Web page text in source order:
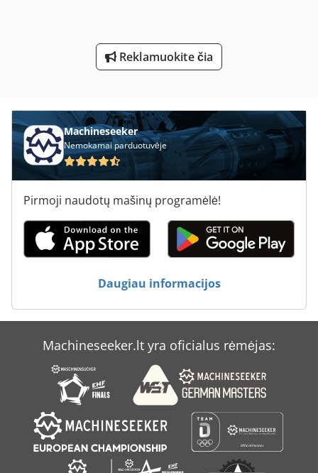
Įrankių Spintelė Su StalčiaisReklamuokite čia
Machineseeker
Nemokamai parduotuvėje
Pirmoji naudotų mašinų programėlė!
Daugiau informacijos
Machineseeker.lt yra oficialus rėmėjas: